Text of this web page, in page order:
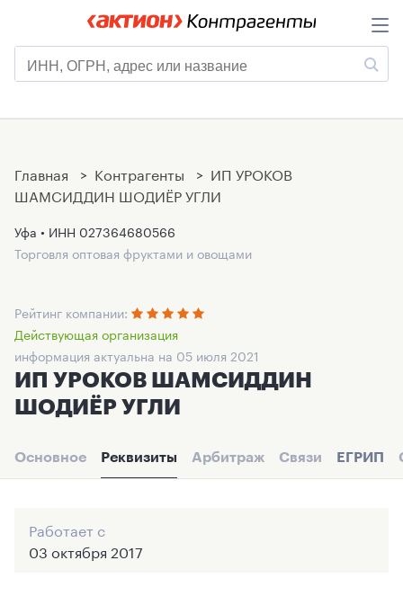
Главная > Контрагенты > ИП УРОКОВ
ШАМСИДДИН ШОДИЁР УГЛИ
Уфа • ИНН 027364680566
Торговля оптовая фруктами и овощами
Рейтинг компании:
Действующая организация
информация актуальна на 05 июля 2021
ИП УРОКОВ ШАМСИДДИН
ШОДИЁР УГЛИ
Основное Реквизиты Арбитраж Связи ЕГРИП
Работает с
03 октября 2017